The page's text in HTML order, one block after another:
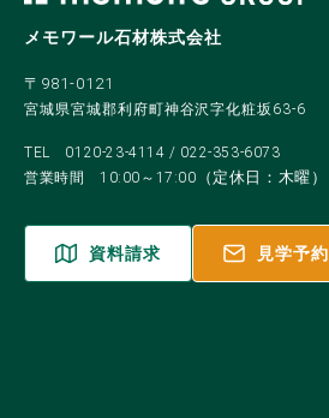
メモワール石材株式会社
〒981-0121
宮城県宮城郡利府町神谷沢字化粧坂63-6
TEL 0120-23-4114 / 022-353-6073
営業時間 10:00～17:00 （定休日：木曜）
資料請求 見学予約